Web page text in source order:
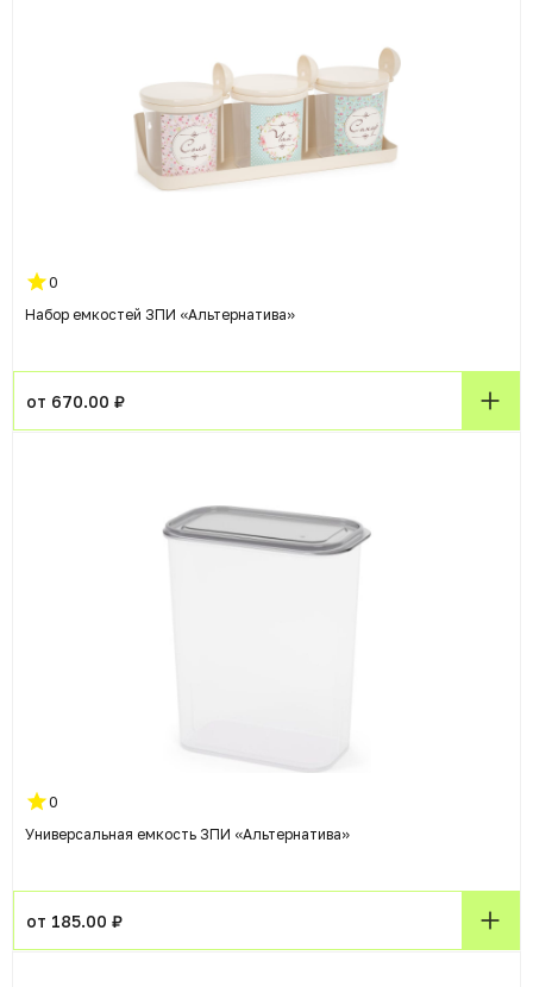
0
Набор емкостей ЗПИ «Альтернатива»
от 670.00 ₽
0
Универсальная емкость ЗПИ «Альтернатива»
от 185.00 ₽